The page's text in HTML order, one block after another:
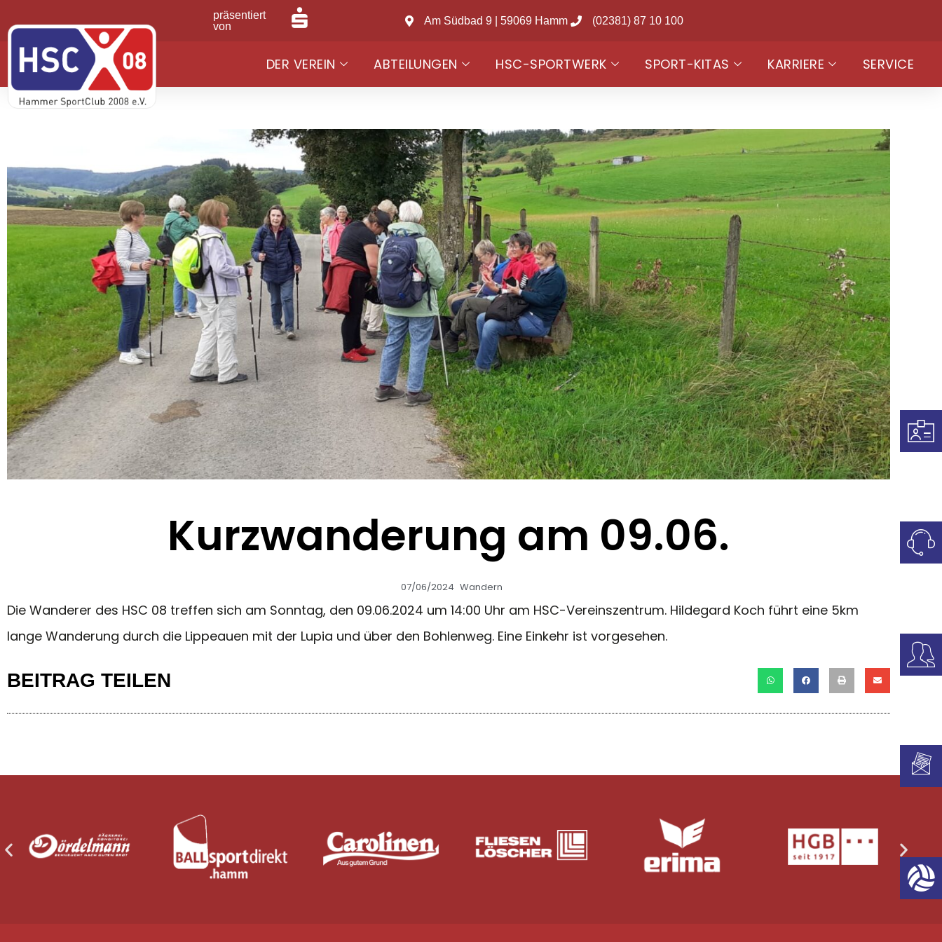
präsentiert
von
Am Südbad 9 | 59069 Hamm (02381) 87 10 100
DER VEREIN ABTEILUNGEN HSC-SPORTWERK SPORT-KITAS KARRIERE SERVICE
Kurzwanderung am 09.06.
07/06/2024 Wandern
Die Wanderer des HSC 08 treffen sich am Sonntag, den 09.06.2024 um 14:00 Uhr am HSC-Vereinszentrum. Hildegard Koch führt eine 5km
lange Wanderung durch die Lippeauen mit der Lupia und über den Bohlenweg. Eine Einkehr ist vorgesehen.
BEITRAG TEILEN